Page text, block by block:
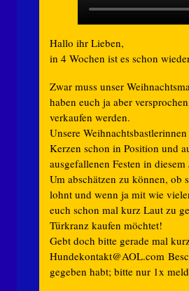
Hallo ihr Lieben,
in 4 Wochen ist es schon
Zwar muss unser
haben euch ja aber
verkaufen werden.
Unsere
Kerzen schon in Position und
ausgefallenen Festen in
Um abschätzen zu können, ob
lohnt und wenn ja mit wie
euch schon mal kurz Laut zu
Türkranz kaufen möchtet!
Gebt doch bitte gerade mal
Hundekontakt@AOL.com
gegeben habt; bitte nur 1x